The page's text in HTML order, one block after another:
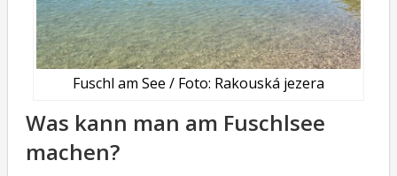
Fuschl am See / Foto: Rakouská jezera
Was kann man am Fuschlsee
machen?